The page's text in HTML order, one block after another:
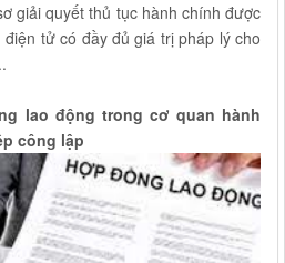
giải quyết thủ tục hành chính được
tử có đầy đủ giá trị pháp lý cho
lao động trong cơ quan hành
công lập